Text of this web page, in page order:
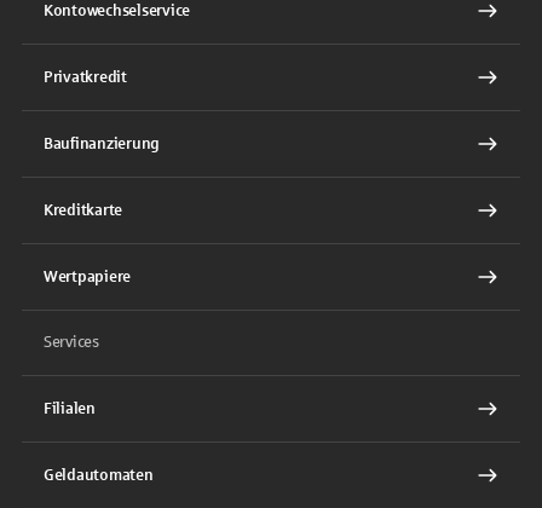
Kontowechselservice
Privatkredit
Baufinanzierung
Kreditkarte
Wertpapiere
Services
Filialen
Geldautomaten